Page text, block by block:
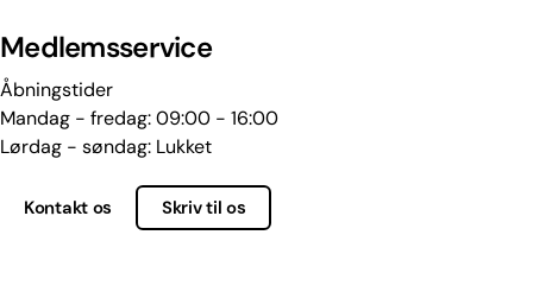
Medlemsservice
Åbningstider
Mandag - fredag: 09:00 - 16:00
Lørdag - søndag: Lukket
Kontakt os Skriv til os